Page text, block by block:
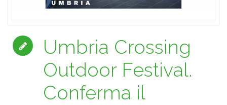
Umbria Crossing
Outdoor Festival.
Conferma il